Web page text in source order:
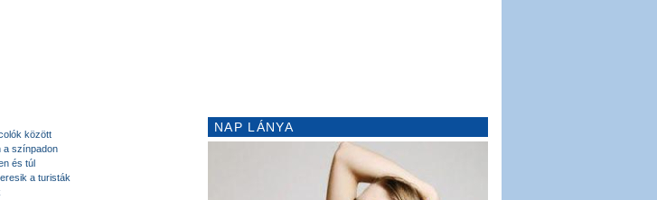
között
a színpadon
és túl
a turisták
NAP LÁNYA